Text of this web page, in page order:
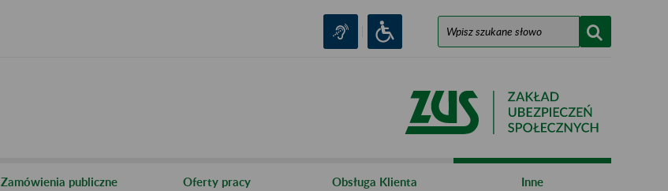
Zamówienia publiczne Oferty pracy Obsługa Klienta Inne